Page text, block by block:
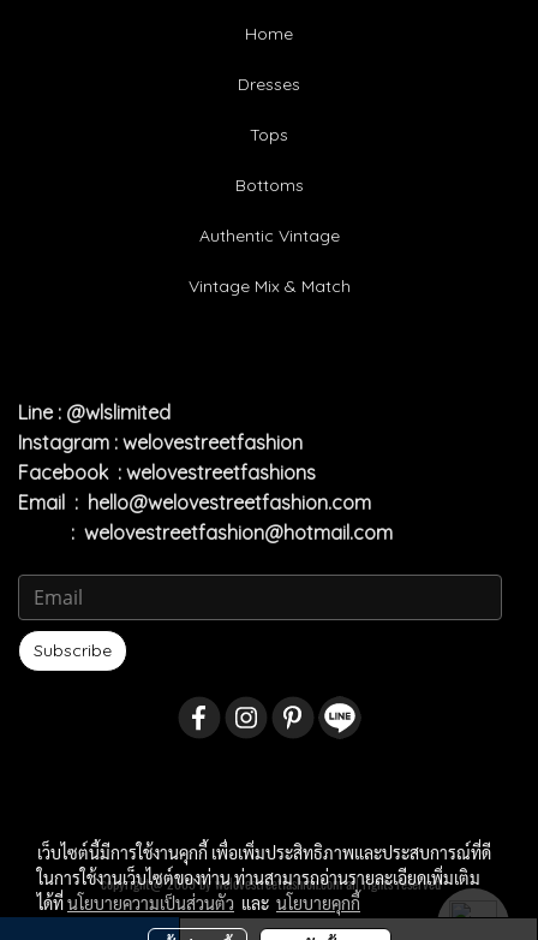
Home
Dresses
Tops
Bottoms
Authentic Vintage
Vintage Mix & Match
Line : @wlslimited
Instagram : welovestreetfashion
Facebook : welovestreetfashions
Email : hello@welovestreetfashion.com
: welovestreetfashion@hotmail.com
Subscribe
copyright@ 2009 by welovestreetfashion.com all rights reserved
เว็บไซต์นี้มีการใช้งานคุกกี้ เพื่อเพิ่มประสิทธิภาพและประสบการณ์ที่ดี
ในการใช้งานเว็บไซต์ของท่าน ท่านสามารถอ่านรายละเอียดเพิ่มเติม
ได้ที่นโยบายความเป็นส่วนตัว และ นโยบายคุกกี้